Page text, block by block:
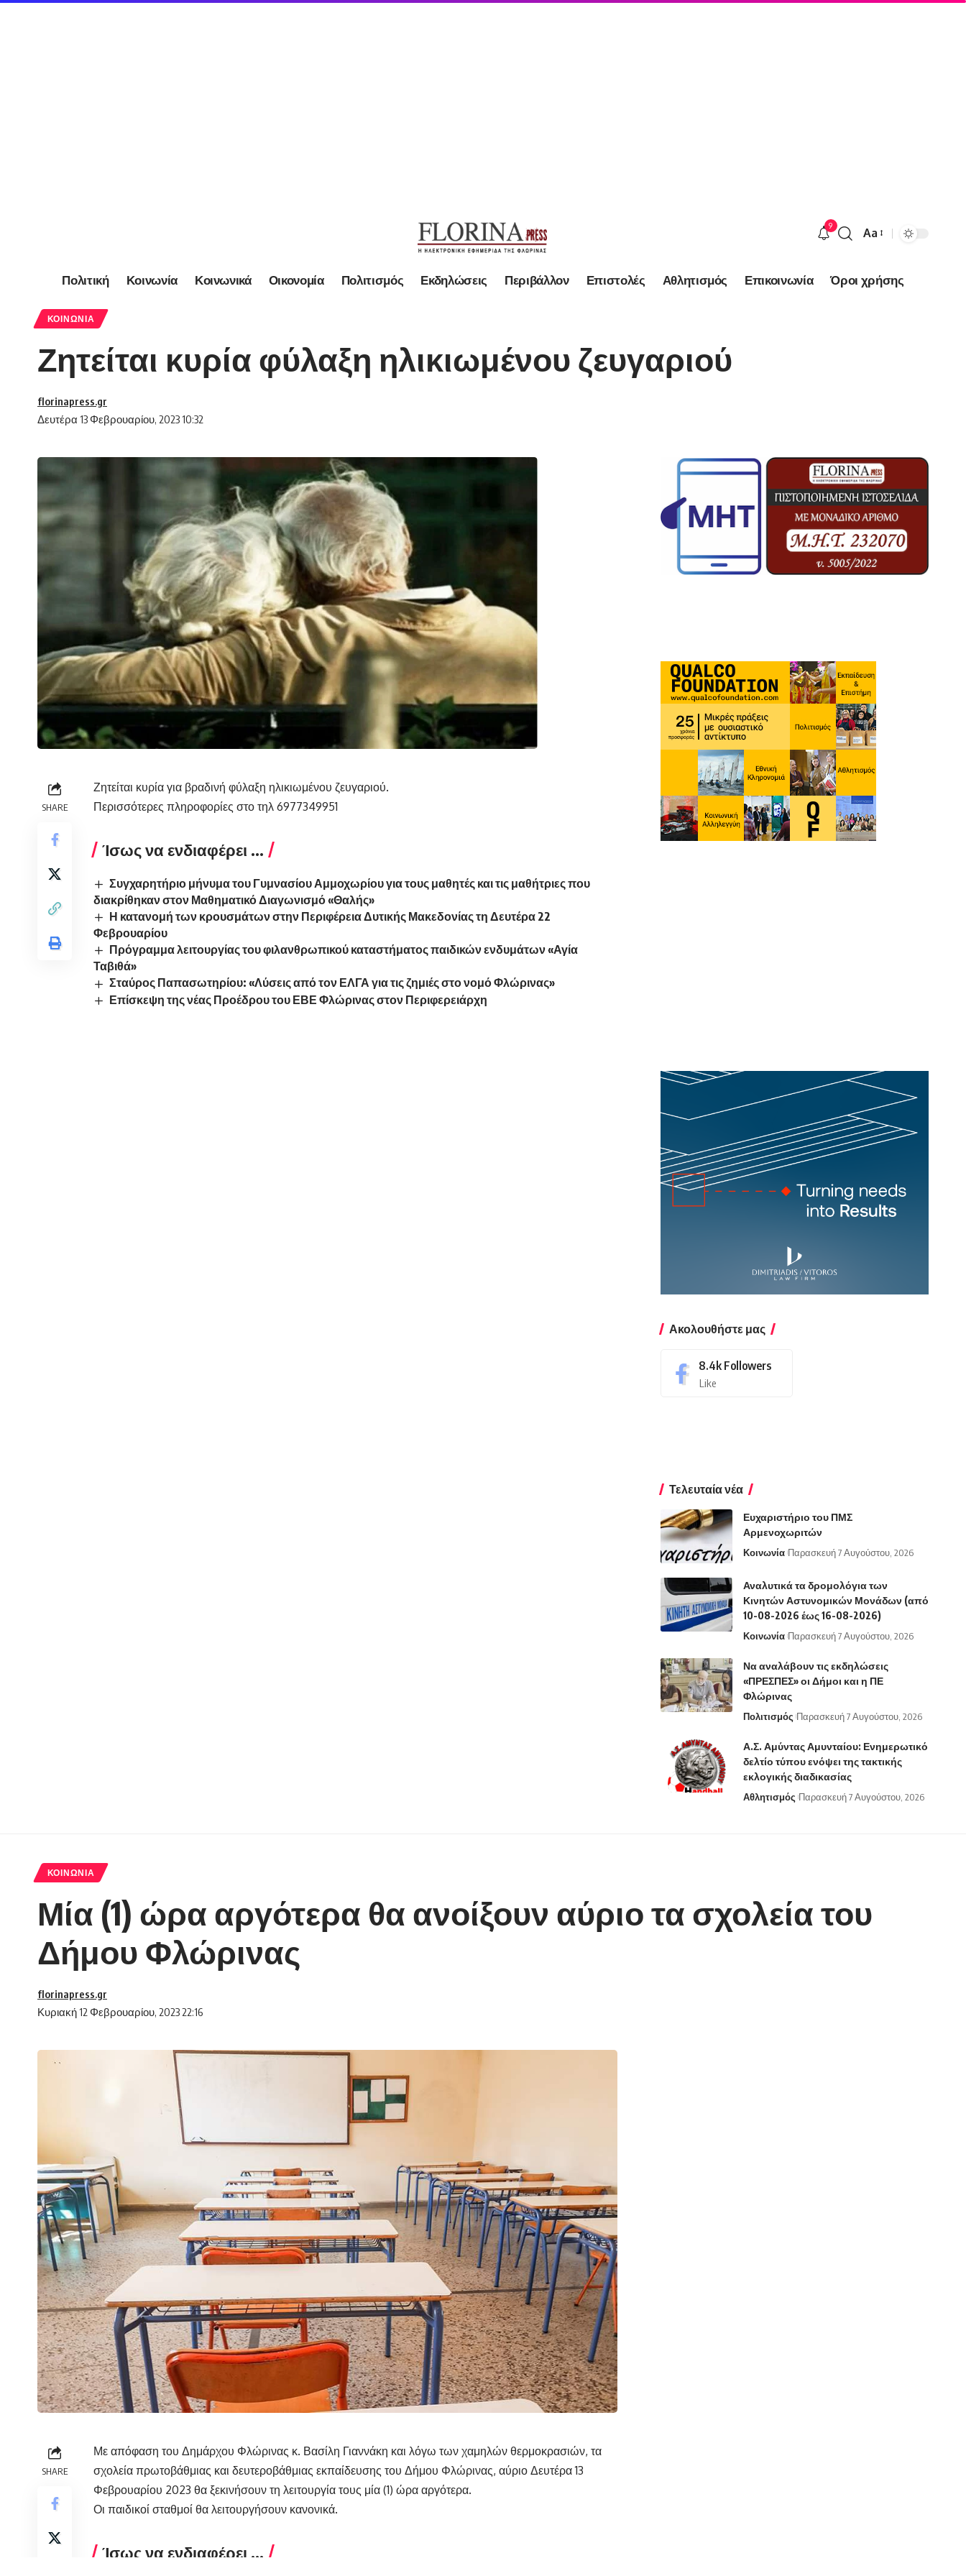
9
Font
Aa
Πολιτική Κοινωνία Κοινωνικά Οικονομία Πολιτισμός Εκδηλώσεις Περιβάλλον Επιστολές Αθλητισμός Επικοινωνία Όροι χρήσης
ΚΟΙΝΩΝΊΑ
Ζητείται κυρία φύλαξη ηλικιωμένου ζευγαριού
Δευτέρα 13 Φεβρουαρίου, 2023 10:32
florinapress.gr
SHARE
Ζητείται κυρία για βραδινή φύλαξη ηλικιωμένου ζευγαριού.
Περισσότερες πληροφορίες στο τηλ 6977349951
Ίσως να ενδιαφέρει ...
Συγχαρητήριο μήνυμα του Γυμνασίου Αμμοχωρίου για τους μαθητές και τις μαθήτριες που
διακρίθηκαν στον Μαθηματικό Διαγωνισμό «Θαλής»
Η κατανομή των κρουσμάτων στην Περιφέρεια Δυτικής Μακεδονίας τη Δευτέρα 22
Φεβρουαρίου
Πρόγραμμα λειτουργίας του φιλανθρωπικού καταστήματος παιδικών ενδυμάτων «Αγία
Ταβιθά»
Σταύρος Παπασωτηρίου: «Λύσεις από τον ΕΛΓΑ για τις ζημιές στο νομό Φλώρινας»
Επίσκεψη της νέας Προέδρου του ΕΒΕ Φλώρινας στον Περιφερειάρχη
Ακολουθήστε μας
8.4k Followers
Like
Τελευταία νέα
Ευχαριστήριο του ΠΜΣ
Αρμενοχωριτών
Κοινωνία Παρασκευή 7 Αυγούστου, 2026
Αναλυτικά τα δρομολόγια των
Κινητών Αστυνομικών Μονάδων (από
10-08-2026 έως 16-08-2026)
Κοινωνία Παρασκευή 7 Αυγούστου, 2026
Να αναλάβουν τις εκδηλώσεις
«ΠΡΕΣΠΕΣ» οι Δήμοι και η ΠΕ
Φλώρινας
Πολιτισμός Παρασκευή 7 Αυγούστου, 2026
Α.Σ. Αμύντας Αμυνταίου: Ενημερωτικό
δελτίο τύπου ενόψει της τακτικής
εκλογικής διαδικασίας
Αθλητισμός Παρασκευή 7 Αυγούστου, 2026
ΚΟΙΝΩΝΊΑ
Μία (1) ώρα αργότερα θα ανοίξουν αύριο τα σχολεία του
Δήμου Φλώρινας
Κυριακή 12 Φεβρουαρίου, 2023 22:16
florinapress.gr
SHARE
Με απόφαση του Δημάρχου Φλώρινας κ. Βασίλη Γιαννάκη και λόγω των χαμηλών θερμοκρασιών, τα
σχολεία πρωτοβάθμιας και δευτεροβάθμιας εκπαίδευσης του Δήμου Φλώρινας, αύριο Δευτέρα 13
Φεβρουαρίου 2023 θα ξεκινήσουν τη λειτουργία τους μία (1) ώρα αργότερα.
Οι παιδικοί σταθμοί θα λειτουργήσουν κανονικά.
Ίσως να ενδιαφέρει ...